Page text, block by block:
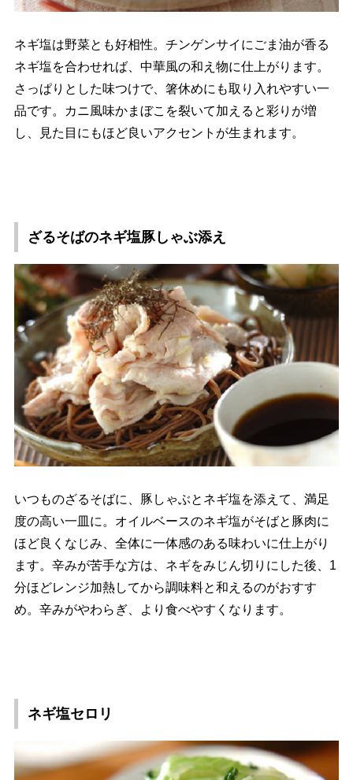
ネギ塩は野菜とも好相性。チンゲンサイにごま油が香る
ネギ塩を合わせれば、中華風の和え物に仕上がります。
さっぱりとした味つけで、箸休めにも取り入れやすい一
品です。カニ風味かまぼこを裂いて加えると彩りが増
し、見た目にもほど良いアクセントが生まれます。
ざるそばのネギ塩豚しゃぶ添え
いつものざるそばに、豚しゃぶとネギ塩を添えて、満足
度の高い一皿に。オイルベースのネギ塩がそばと豚肉に
ほど良くなじみ、全体に一体感のある味わいに仕上がり
ます。辛みが苦手な方は、ネギをみじん切りにした後、1
分ほどレンジ加熱してから調味料と和えるのがおすす
め。辛みがやわらぎ、より食べやすくなります。
ネギ塩セロリ